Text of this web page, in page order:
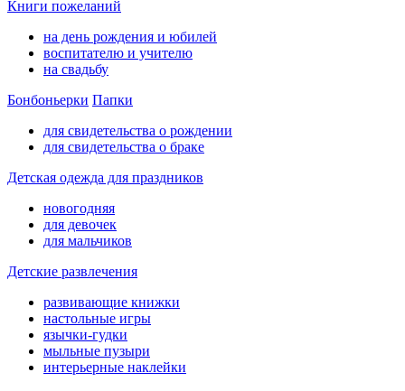
Книги пожеланий
на день рождения и юбилей
воспитателю и учителю
на свадьбу
Бонбоньерки Папки
для свидетельства о рождении
для свидетельства о браке
Детская одежда для праздников
новогодняя
для девочек
для мальчиков
Детские развлечения
развивающие книжки
настольные игры
язычки-гудки
мыльные пузыри
интерьерные наклейки